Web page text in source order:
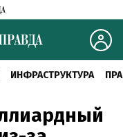
ИНФРАСТРУКТУРА